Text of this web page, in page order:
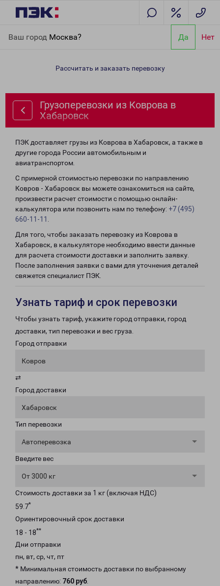
Ваш город Москва? Да Нет
Хабаровск
Рассчитать и заказать перевозку
Грузоперевозки из Коврова в
Хабаровск
ПЭК доставляет грузы из Коврова в Хабаровск, а также в
другие города России автомобильным и
авиатранспортом.
С примерной стоимостью перевозки по направлению
Ковров - Хабаровск вы можете ознакомиться на сайте,
произвести расчет стоимости с помощью онлайн-
калькулятора или позвонить нам по телефону: +7 (495)
660-11-11
Для того, чтобы заказать перевозку из Коврова в
Хабаровск, в калькуляторе необходимо ввести данные
для расчета стоимости доставки и заполнить заявку.
После заполнения заявки с вами для уточнения деталей
свяжется специалист ПЭК.
Узнать тариф и срок перевозки
Чтобы узнать тариф, укажите город отправки, город
доставки, тип перевозки и вес груза.
Город отправки
Ковров
⇄
Город доставки
Хабаровск
Тип перевозки
Автоперевозка
Введите вес
От 3000 кг
Стоимость доставки за 1 кг (включая НДС)
59.7*
Ориентировочный срок доставки
18 - 18**
Дни отправки
пн, вт, ср, чт, пт
* Минимальная стоимость доставки по выбранному
направлению: 760 руб.